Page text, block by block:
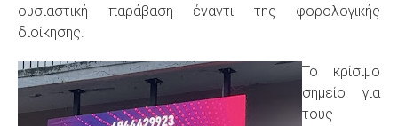
ουσιαστική παράβαση έναντι της φορολογικής
διοίκησης.
Το κρίσιμο
σημείο για
τους